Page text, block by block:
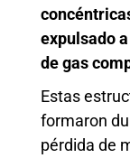
expulsado
de gas
Estas
formaron
pérdida de